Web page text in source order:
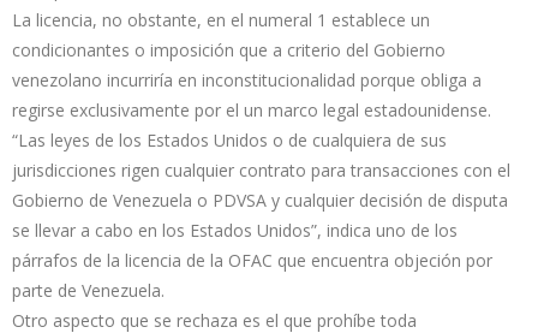
La licencia, no obstante, en el numeral 1 establece un
condicionantes o imposición que a criterio del Gobierno
venezolano incurriría en inconstitucionalidad porque obliga a
regirse exclusivamente por el un marco legal estadounidense.
“Las leyes de los Estados Unidos o de cualquiera de sus
jurisdicciones rigen cualquier contrato para transacciones con el
Gobierno de Venezuela o PDVSA y cualquier decisión de disputa
se llevar a cabo en los Estados Unidos”, indica uno de los
párrafos de la licencia de la OFAC que encuentra objeción por
parte de Venezuela.
Otro aspecto que se rechaza es el que prohíbe toda